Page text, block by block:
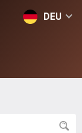
DEU